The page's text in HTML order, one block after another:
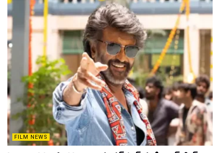
FILM NEWS